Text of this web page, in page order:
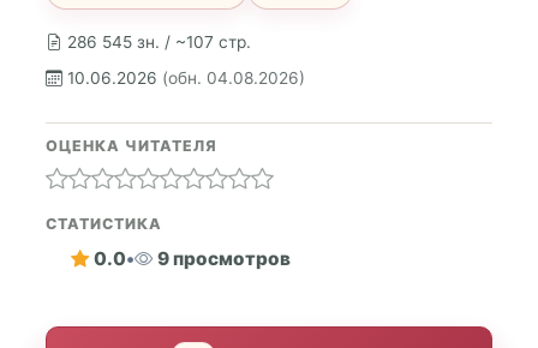
286 545 зн. / ~107 стр.
10.06.2026 (обн. 04.08.2026)
ОЦЕНКА ЧИТАТЕЛЯ
СТАТИСТИКА
0.0• 9 просмотров